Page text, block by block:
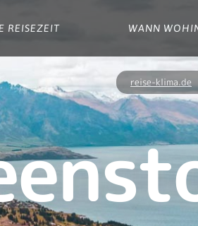
REISEZEIT WANN
reise-klima.de